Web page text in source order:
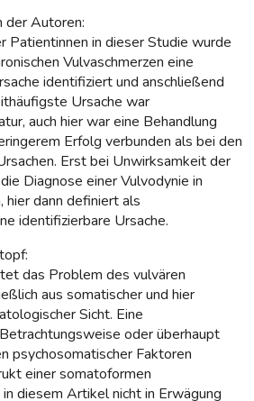
der Autoren:
Patientinnen in dieser Studie wurde
Vulvaschmerzen eine
identifiziert und anschließend
Ursache war
auch hier war eine Behandlung
Erfolg verbunden als bei den
Erst bei Unwirksamkeit der
Diagnose einer Vulvodynie in
hier dann definiert als
identifizierbare Ursache.
das Problem des vulvären
aus somatischer und hier
Sicht. Eine
oder überhaupt
psychosomatischer Faktoren
einer somatoformen
diesem Artikel nicht in Erwägung